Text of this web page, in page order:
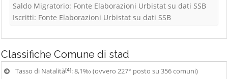
Saldo Migratorio: Fonte Elaborazioni Urbistat su dati SSB
Iscritti: Fonte Elaborazioni Urbistat su dati SSB
Classifiche Comune di stad
Tasso di Natalità[4]: 8,1‰ (ovvero 227° posto su 356 comuni)